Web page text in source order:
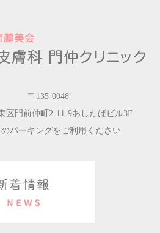
〒135-0048
区門前仲町2-11-9あしたばビル3F
パーキングをご利用ください